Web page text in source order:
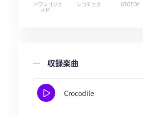
ドワンゴジェ
イピー
レコチョク OTOTOY
収録楽曲
Crocodile